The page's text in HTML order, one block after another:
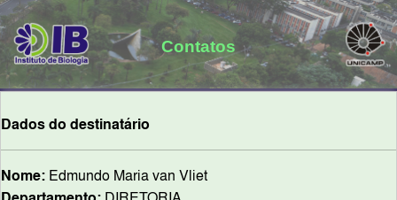
Contatos
Dados do destinatário
Nome: Edmundo Maria van Vliet